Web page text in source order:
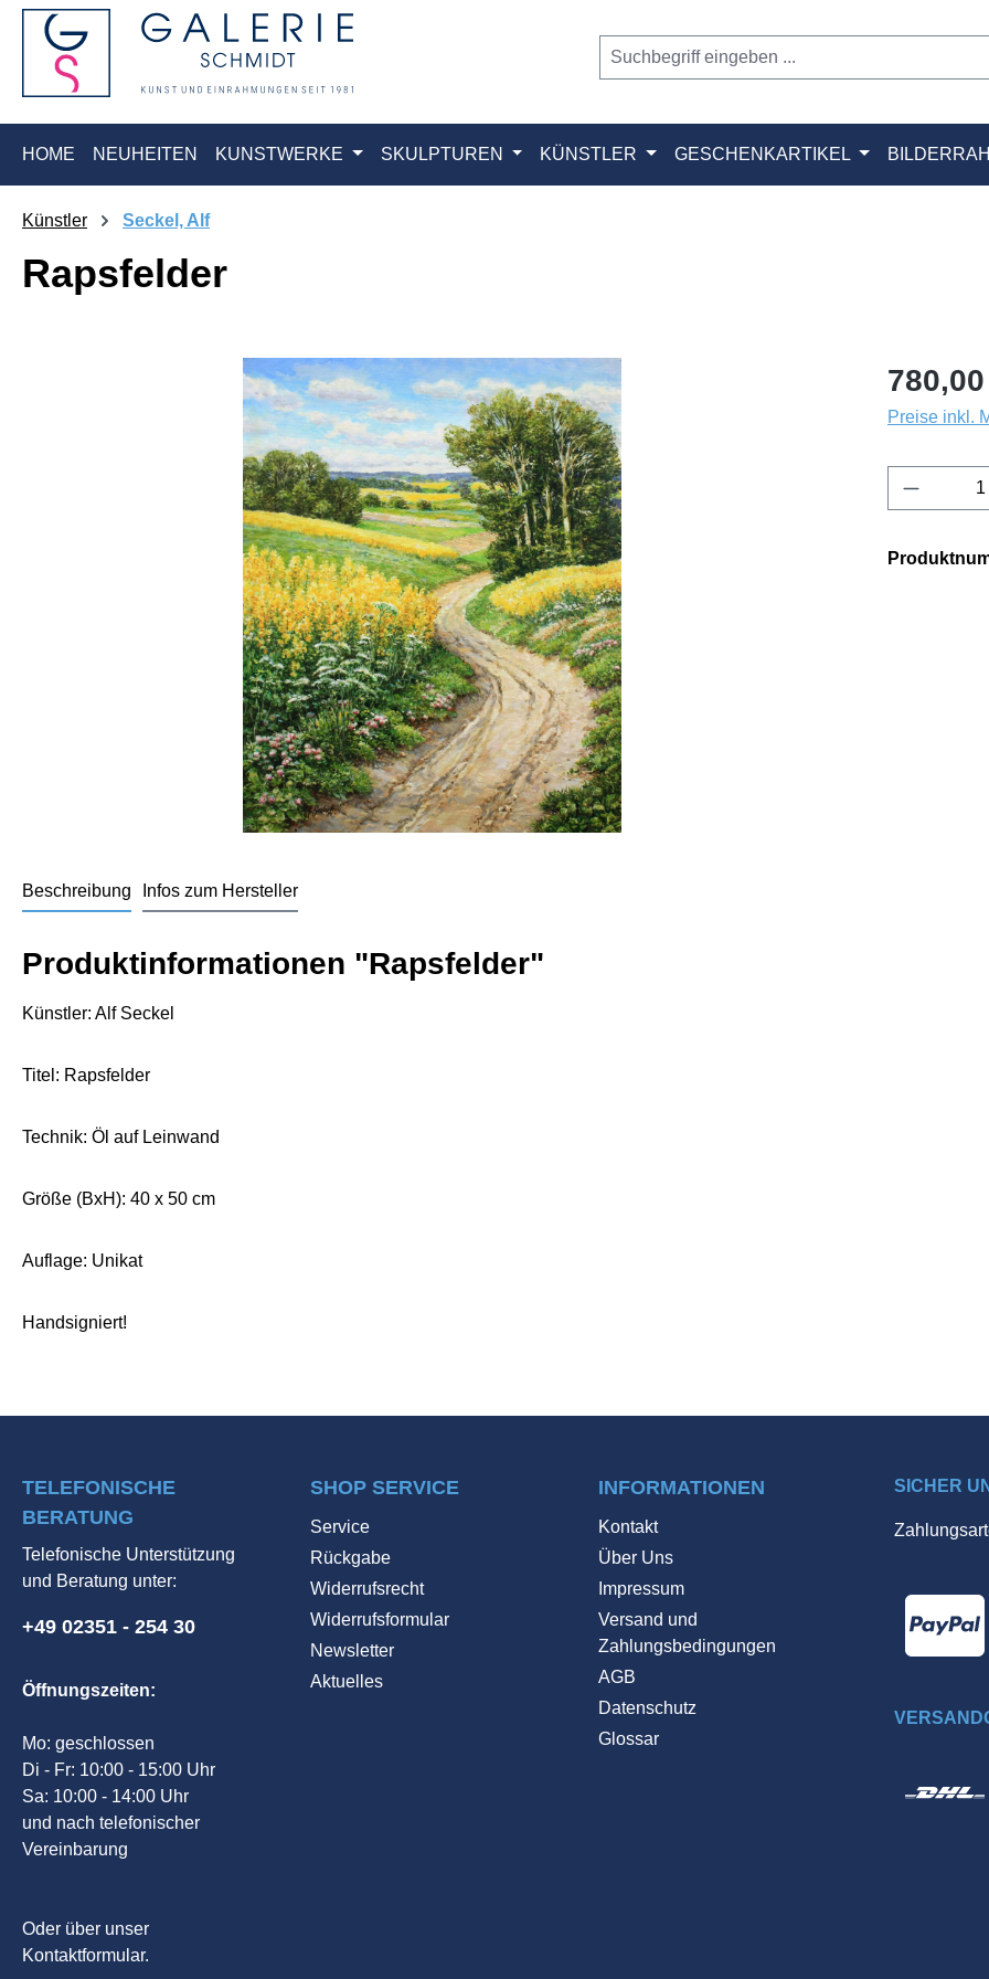
Zur Hauptnavigation springen
HOME NEUHEITEN KUNSTWERKE SKULPTUREN KÜNSTLER GESCHENKARTIKEL
Künstler Seckel, Alf
Rapsfelder
Preise inkl.
Beschreibung Infos zum Hersteller
Produktinformationen "Rapsfelder"
Künstler: Alf Seckel
Titel: Rapsfelder
Technik: Öl auf Leinwand
Größe (BxH): 40 x 50 cm
Auflage: Unikat
Handsigniert!
TELEFONISCHE
BERATUNG
Telefonische Unterstützung
und Beratung unter:
+49 02351 - 254 30
Öffnungszeiten:
Mo: geschlossen
Di - Fr: 10:00 - 15:00 Uhr
Sa: 10:00 - 14:00 Uhr
und nach telefonischer
Vereinbarung
Oder über unser
Kontaktformular.
SHOP SERVICE
Service
Rückgabe
Widerrufsrecht
Widerrufsformular
Newsletter
Aktuelles
INFORMATIONEN
Kontakt
Über Uns
Impressum
Versand und
Zahlungsbedingungen
AGB
Datenschutz
Glossar
SICHER